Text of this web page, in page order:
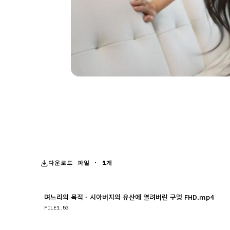
다운로드 파일 · 1개
며느리의 목적 - 시아버지의 유산에 열려버린 구멍 FHD.mp4
FILE1.5G